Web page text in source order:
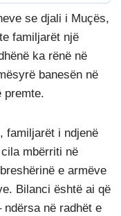
se djali i Muçës,
familjarët një
ka rënë në
banesën në
premte.
familjarët i ndjenë
mbërriti në
e armëve
Bilanci është ai që
në radhët e